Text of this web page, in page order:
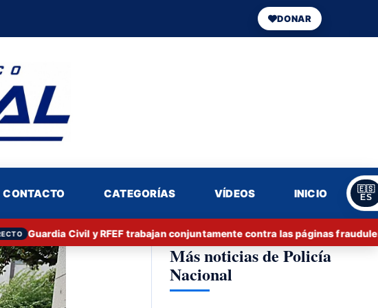
DONAR
CONTACTO CATEGORÍAS VÍDEOS INICIO
🇪🇸
ES
Guardia Civil y RFEF trabajan conjuntamente contra las páginas
Más noticias de Policía
Nacional